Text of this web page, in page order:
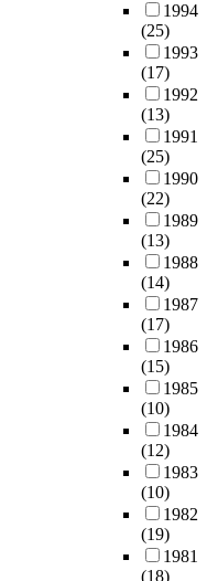
1994
(25)
1993
(17)
1992
(13)
1991
(25)
1990
(22)
1989
(13)
1988
(14)
1987
(17)
1986
(15)
1985
(10)
1984
(12)
1983
(10)
1982
(19)
1981
(18)